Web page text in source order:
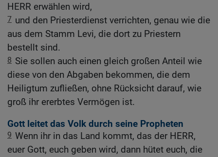
HERR erwählen wird,
7 und den Priesterdienst verrichten, genau wie die
aus dem Stamm Levi, die dort zu Priestern
bestellt sind.
8 Sie sollen auch einen gleich großen Anteil wie
diese von den Abgaben bekommen, die dem
Heiligtum zufließen, ohne Rücksicht darauf, wie
groß ihr ererbtes Vermögen ist.
Gott leitet das Volk durch seine Propheten
9 Wenn ihr in das Land kommt, das der HERR,
euer Gott, euch geben wird, dann hütet euch, die